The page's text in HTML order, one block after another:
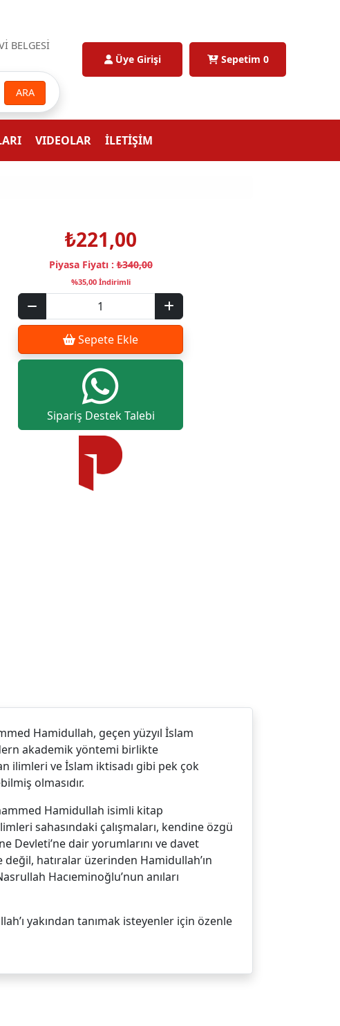
BELGESİ
ARA
Üye Girişi Sepetim 0
VIDEOLAR İLETİŞİM
₺221,00
Piyasa Fiyatı :₺340,00
%35,00 İndirimli
Sepete Ekle
Sipariş Destek Talebi
Hamidullah, geçen yüzyıl İslam
akademik yöntemi birlikte
ilimleri ve İslam iktisadı gibi pek çok
olmasıdır.
Hamidullah isimli kitap
sahasındaki çalışmaları, kendine özgü
Devleti’ne dair yorumlarını ve davet
hatıralar üzerinden Hamidullah’ın
Hacıeminoğlu’nun anıları
yakından tanımak isteyenler için özenle